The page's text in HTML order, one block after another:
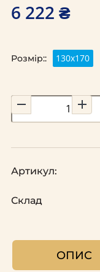
6 222 ₴
Розмір:: 130x170
Артикул:
Склад
ОПИС